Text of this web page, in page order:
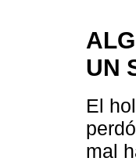
UN
El
mal